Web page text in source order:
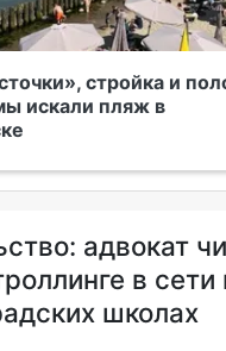
стройка и
искали пляж в
адвокат
в сети
школах